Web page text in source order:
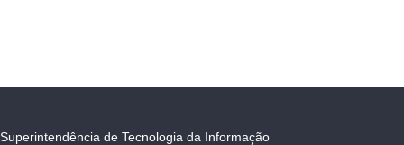
Superintendência de Tecnologia da Informação